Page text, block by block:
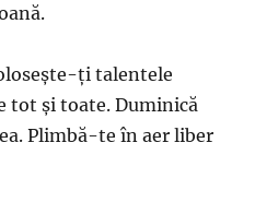
ți talentele
tot și toate. Duminică
Plimbă-te în aer liber